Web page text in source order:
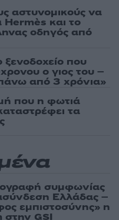
αστυνομικούς να
Hermès και το
οδηγός από
που
ο γιος του –
από 3 χρόνια»
που η φωτιά
τα
συμφωνίας
Ελλάδας –
εμπιστοσύνης» η
στην GSI